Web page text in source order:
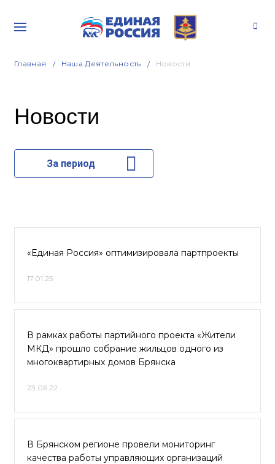
Главная Наша Деятельность Новости
Новости
За период
«Единая Россия» оптимизировала партпроекты
17.01.25
В рамках работы партийного проекта «Жители
МКД» прошло собрание жильцов одного из
многоквартирных домов Брянска
23.06.22
В Брянском регионе провели мониторинг
качества работы управляющих организаций